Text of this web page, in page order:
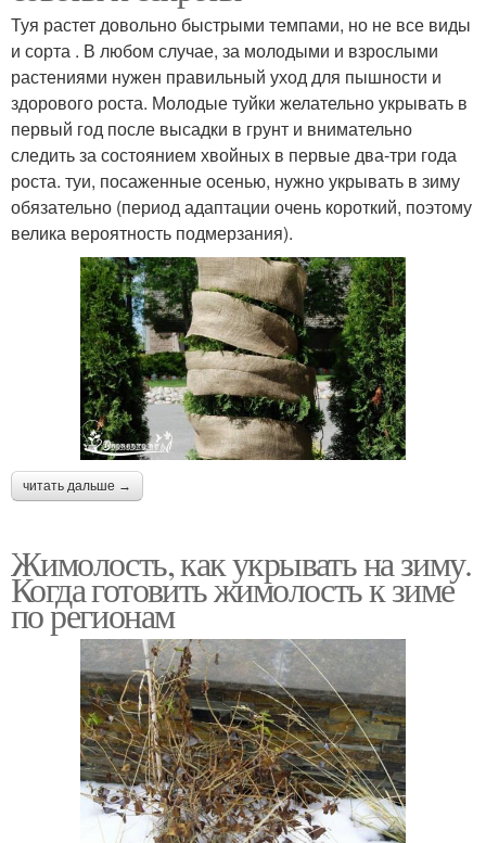
Туя растет довольно быстрыми темпами, но не все виды
и сорта . В любом случае, за молодыми и взрослыми
растениями нужен правильный уход для пышности и
здорового роста. Молодые туйки желательно укрывать в
первый год после высадки в грунт и внимательно
следить за состоянием хвойных в первые два-три года
роста. туи, посаженные осенью, нужно укрывать в зиму
обязательно (период адаптации очень короткий, поэтому
велика вероятность подмерзания).
читать дальше →
Жимолость, как укрывать на зиму.
Когда готовить жимолость к зиме
по регионам